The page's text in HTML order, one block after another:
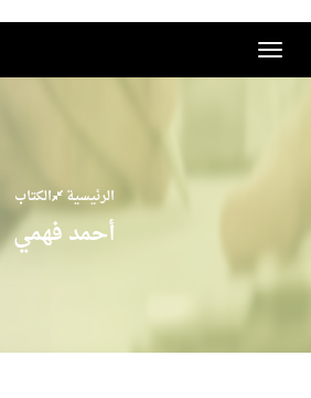
Toggle
navigation
الرئيسية الكتاب
أحمد فهمي